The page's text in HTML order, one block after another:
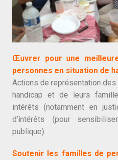
Œuvrer pour une
personnes en situation de
Actions de représentation
handicap et de leurs
intérêts (notamment en
d’intérêts (pour
publique).
Soutenir les familles de